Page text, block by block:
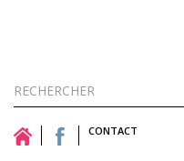
Formulaire
de
recherche
Rechercher CONTACT